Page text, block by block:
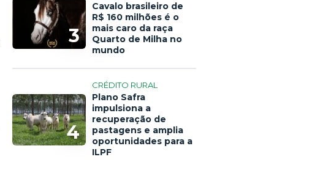
3
Cavalo brasileiro de
R$ 160 milhões é o
mais caro da raça
Quarto de Milha no
mundo
4
CRÉDITO RURAL
Plano Safra
impulsiona a
recuperação de
pastagens e amplia
oportunidades para a
ILPF